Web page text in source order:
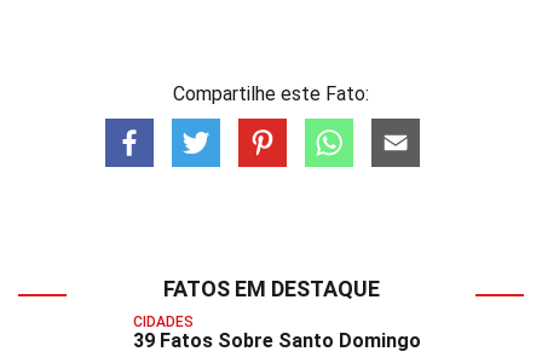
Compartilhe este Fato:
FATOS EM DESTAQUE
CIDADES
39 Fatos Sobre Santo Domingo